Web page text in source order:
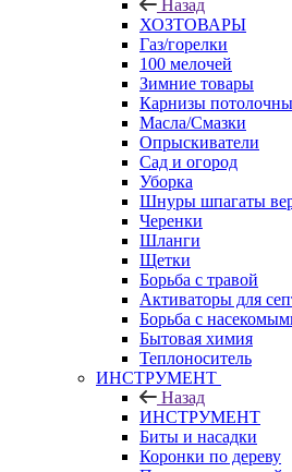
Назад
ХОЗТОВАРЫ
Газ/горелки
100 мелочей
Зимние товары
Карнизы
Масла/Смазки
Опрыскиватели
Сад и огород
Уборка
Шнуры шпагаты
Черенки
Шланги
Щетки
Борьба с травой
Активаторы для
Борьба с
Бытовая химия
Теплоноситель
ИНСТРУМЕНТ
Назад
ИНСТРУМЕНТ
Биты и насадки
Коронки по дереву